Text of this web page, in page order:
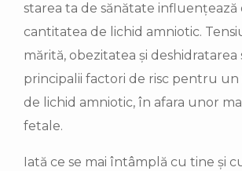
starea ta de sănătate influențează
cantitatea de lichid amniotic.
mărită, obezitatea și deshidratarea
principalii factori de risc pentru un
de lichid amniotic, în afara unor
fetale.
Iată ce se mai întâmplă cu tine și